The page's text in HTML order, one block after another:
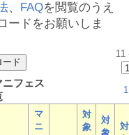
、 FAQを閲覧のうえ
ードをお願いしま
11
フェス
1
マ
ニ
対
象
対
象
対